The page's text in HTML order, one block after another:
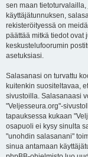
sen maan
käyttäjätunnuksen,
rekisteröityessä on
päättää mitkä tiedot ovat
keskustelufoorumin
asetuksiasi.
Salasanasi on turvattu
kuitenkin suositeltavaa,
sivustoilla. Salasanaasi
"Veljesseura.org"-
tapauksessa kukaan
osapuoli ei kysy sinulta
"unohdin salasanani"
sinua antamaan